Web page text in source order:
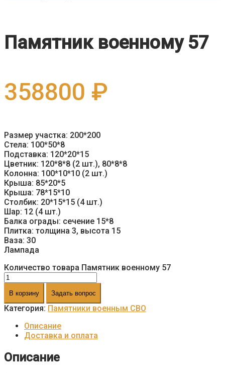
Памятник военному 57
358800 ₽
Размер участка: 200*200
Стела: 100*50*8
Подставка: 120*20*15
Цветник: 120*8*8 (2 шт.), 80*8*8
Колонна: 100*10*10 (2 шт.)
Крыша: 85*20*5
Крыша: 78*15*10
Столбик: 20*15*15 (4 шт.)
Шар: 12 (4 шт.)
Балка ограды: сечение 15*8
Плитка: толщина 3, высота 15
Ваза: 30
Лампада
Количество товара Памятник военному 57
В корзину Задать вопрос
Категория: Памятники военным СВО
Описание
Доставка и оплата
Описание